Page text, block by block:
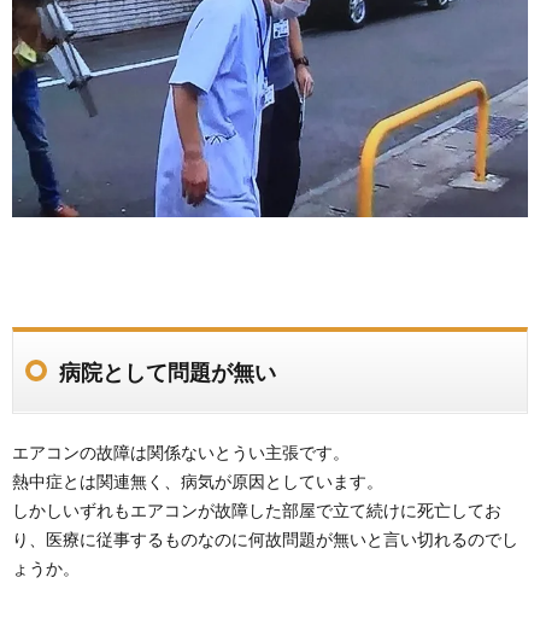
病院として問題が無い
エアコンの故障は関係ないとうい主張です。
熱中症とは関連無く、病気が原因としています。
しかしいずれもエアコンが故障した部屋で立て続けに死亡してお
り、医療に従事するものなのに何故問題が無いと言い切れるのでし
ょうか。